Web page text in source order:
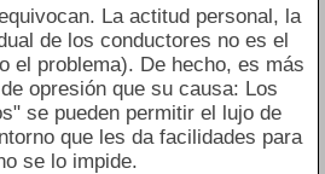
La actitud personal, la
de los conductores no es el
el problema). De hecho, es más
opresión que su causa: Los
se pueden permitir el lujo de
que les da facilidades para
se lo impide.